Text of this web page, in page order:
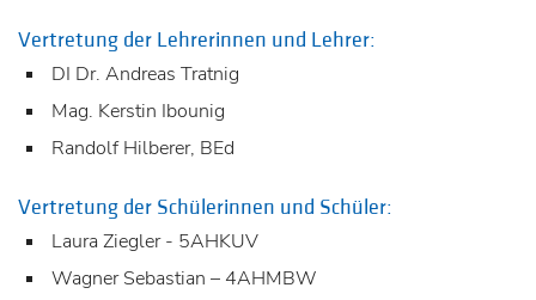
Vertretung der Lehrerinnen und Lehrer:
DI Dr. Andreas Tratnig
Mag. Kerstin Ibounig
Randolf Hilberer, BEd
Vertretung der Schülerinnen und Schüler:
Laura Ziegler - 5AHKUV
Wagner Sebastian – 4AHMBW